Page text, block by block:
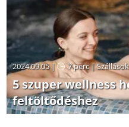
2024.09.05 | 7 perc|Szállások
5 szuper wellness
feltöltődéshez